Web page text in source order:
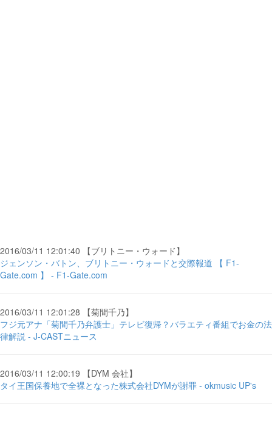
2016/03/11 12:01:40 【ブリトニー・ウォード】
ジェンソン・バトン、ブリトニー・ウォードと交際報道 【 F1-
Gate.com 】 - F1-Gate.com
2016/03/11 12:01:28 【菊間千乃】
フジ元アナ「菊間千乃弁護士」テレビ復帰？バラエティ番組でお金の法
律解説 - J-CASTニュース
2016/03/11 12:00:19 【DYM 会社】
タイ王国保養地で全裸となった株式会社DYMが謝罪 - okmusic UP's